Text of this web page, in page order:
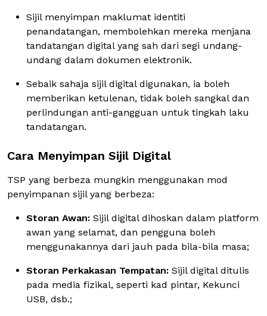
Sijil menyimpan maklumat identiti
penandatangan, membolehkan mereka menjana
tandatangan digital yang sah dari segi undang-
undang dalam dokumen elektronik.
Sebaik sahaja sijil digital digunakan, ia boleh
memberikan ketulenan, tidak boleh sangkal dan
perlindungan anti-gangguan untuk tingkah laku
tandatangan.
Cara Menyimpan Sijil Digital
TSP yang berbeza mungkin menggunakan mod
penyimpanan sijil yang berbeza:
Storan Awan: Sijil digital dihoskan dalam platform
awan yang selamat, dan pengguna boleh
menggunakannya dari jauh pada bila-bila masa;
Storan Perkakasan Tempatan: Sijil digital ditulis
pada media fizikal, seperti kad pintar, Kekunci
USB, dsb.;